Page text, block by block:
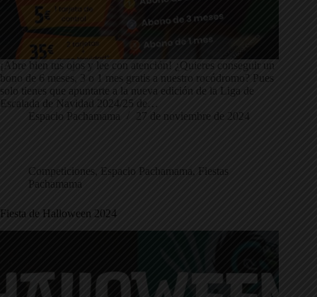
¡Abre bien tus ojos y lee con atención! ¿Quieres conseguir un
bono de 6 meses, 3 o 1 mes gratis a nuestro rocódromo? Pues
solo tienes que apuntarte a la nueva edición de la Liga de
Escalada de Navidad 2024/25 de…
Espacio Pachamama
27 de noviembre de 2024
Competiciones Espacio Pachamama , Fiestas
Pachamama
Fiesta de Halloween 2024